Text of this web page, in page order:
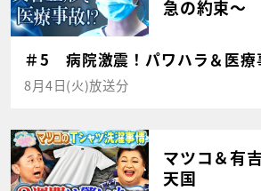
急の約束～
＃5 病院激震！パワハラ＆医療
8月4日(火)放送分
マツコ＆有
天国